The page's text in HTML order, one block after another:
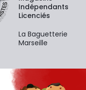
Indépendants
Licenciés
La Baguetterie
Marseille